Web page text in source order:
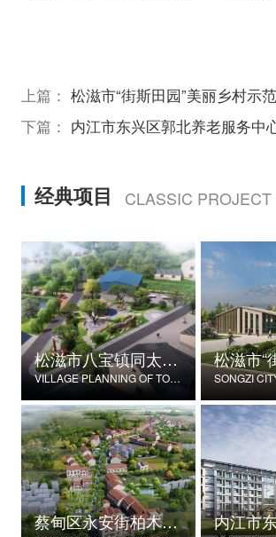
上篇： 松滋市“街斯田园”美丽乡村示
下篇： 内江市东兴区郭北养老服务中
经典项目 CLASSIC PROJECT
松滋市八宝镇同太湖村村庄规划
VILLAGE PLANNING OF TONGTAIHU VILLAGE, BABAO TOWN, SONGZI CITY
蔡甸区永安街柏木村郭家庄湾省级美丽乡村试点建设项目